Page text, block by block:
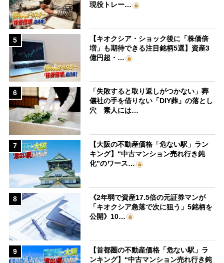
現役トレー…
5
【キオクシア・ショック後に「株価倍
増」も期待できる注目銘柄5選】資産3
億円超・…
6
「失敗すると取り返しがつかない」葬
儀社の手を借りない「DIY葬」の落とし
穴 素人には…
7
【大阪の不動産価格「危ない駅」ラン
キング】“中古マンション売れ行き鈍
化”のワース…
8
《2年弱で資産17.5倍の元証券マンが
「キオクシア急落で次に狙う」5銘柄を
公開》10…
9
【首都圏の不動産価格「危ない駅」ラ
ンキング】“中古マンション売れ行き鈍